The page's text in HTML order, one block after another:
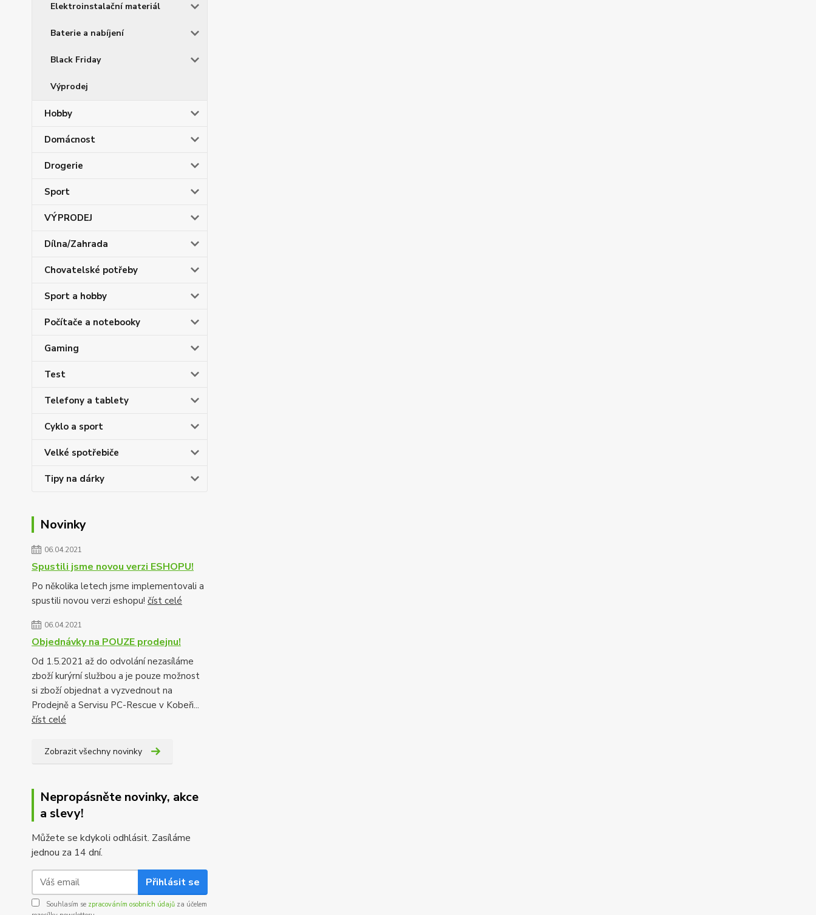
Elektroinstalační materiál
Baterie a nabíjení
Black Friday
Výprodej
Hobby
Domácnost
Drogerie
Sport
VÝPRODEJ
Dílna/Zahrada
Chovatelské potřeby
Sport a hobby
Počítače a notebooky
Gaming
Test
Telefony a tablety
Cyklo a sport
Velké spotřebiče
Tipy na dárky
Novinky
06.04.2021
Spustili jsme novou verzi ESHOPU!
Po několika letech jsme implementovali a
spustili novou verzi eshopu! číst celé
06.04.2021
Objednávky na POUZE prodejnu!
Od 1.5.2021 až do odvolání nezasíláme
zboží kurýrní službou a je pouze možnost
si zboží objednat a vyzvednout na
Prodejně a Servisu PC-Rescue v Kobeři...
číst celé
Zobrazit všechny novinky
Nepropásněte novinky, akce
a slevy!
Můžete se kdykoli odhlásit. Zasíláme
jednou za 14 dní.
Přihlásit se
Souhlasím se zpracováním osobních údajů za účelem